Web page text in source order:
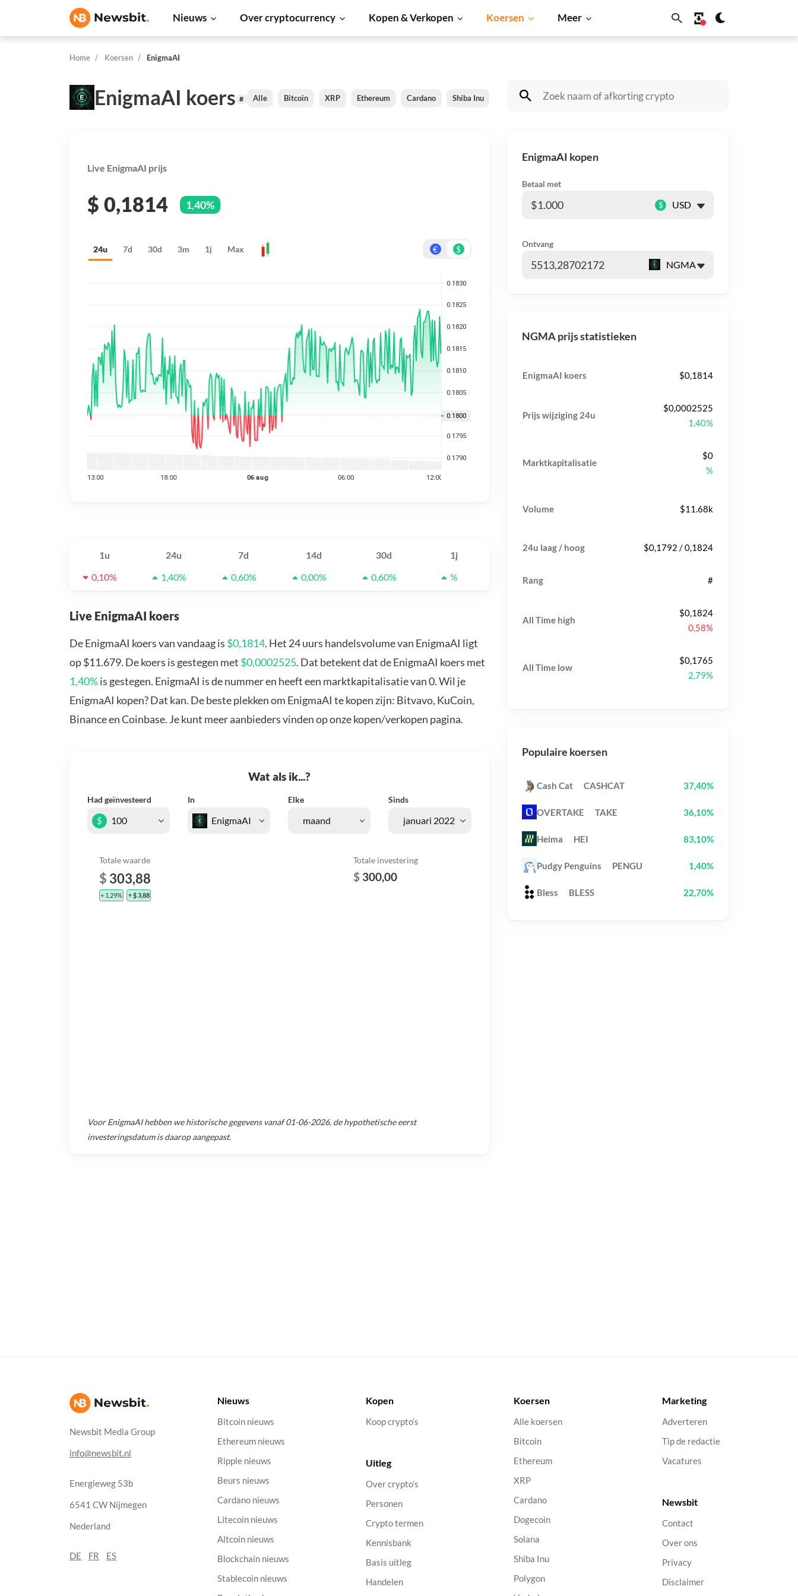
Nieuws Over cryptocurrency Kopen & Verkopen Koersen Meer
Home Koersen EnigmaAI
EnigmaAI koers # Alle Bitcoin XRP Ethereum Cardano Shiba Inu Dogecoin Solana BNB
Live EnigmaAI prijs
$ 0,1814 1,40%
24u 7d 30d 3m 1j Max € $
1u 24u 7d 14d 30d
1j
0,10%
1,40% 0,60% 0,00% 0,60% %
Live EnigmaAI koers
De EnigmaAI koers van vandaag is $0,1814. Het 24 uurs handelsvolume van EnigmaAI ligt
op $11.679. De koers is gestegen met $0,0002525. Dat betekent dat de EnigmaAI koers met
1,40%is gestegen. EnigmaAI is de nummer en heeft een marktkapitalisatie van 0. Wil je
EnigmaAI kopen? Dat kan. De beste plekken om EnigmaAI te kopen zijn: Bitvavo, KuCoin,
Binance en Coinbase. Je kunt meer aanbieders vinden op onze kopen/verkopen pagina.
Wat als ik...?
Had geïnvesteerd In Elke Sinds
$
Totale waarde
$ 303,88
+ 1,29% + $ 3,88
Totale investering
$ 300,00
VoorEnigmaAIhebben we historische gegevens vanaf01-06-2026, de hypothetische eerst
investeringsdatum is daarop aangepast.
EnigmaAI kopen
Betaal met
$
Ontvang
NGMA prijs statistieken
EnigmaAI koers $0,1814
Prijs wijziging 24u
$0,0002525
1,40%
Marktkapitalisatie
$0
%
Volume $11.68k
24u laag / hoog $0,1792 / 0,1824
Rang #
All Time high
$0,1824
0,58%
All Time low
$0,1765
2,79%
Populaire koersen
Cash Cat CASHCAT 37,40%
OVERTAKE TAKE 36,10%
Heima HEI 83,10%
Pudgy Penguins PENGU 1,40%
Bless BLESS 22,70%
Newsbit Media Group
info@newsbit.nl
Energieweg 53b
6541 CW Nijmegen
Nederland
DE FR ES
Nieuws
Bitcoin nieuws
Ethereum nieuws
Ripple nieuws
Beurs nieuws
Cardano nieuws
Litecoin nieuws
Altcoin nieuws
Blockchain nieuws
Stablecoin nieuws
Kopen
Koop crypto’s
Uitleg
Over crypto’s
Personen
Crypto termen
Kennisbank
Basis uitleg
Handelen
Koersen
Alle koersen
Bitcoin
Ethereum
XRP
Cardano
Dogecoin
Solana
Shiba Inu
Polygon
Marketing
Adverteren
Tip de redactie
Vacatures
Newsbit
Contact
Over ons
Privacy
Disclaimer